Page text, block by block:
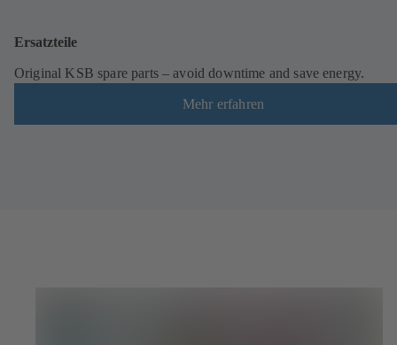
Ersatzteile
Original KSB spare parts – avoid downtime and save energy.
Mehr erfahren